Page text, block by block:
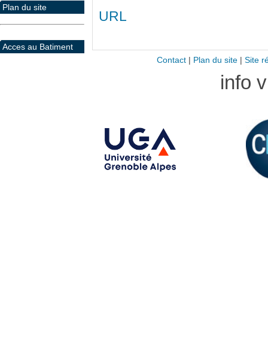
URL
Plan du site
Acces au Batiment
Contact| Plan du site| Site
info